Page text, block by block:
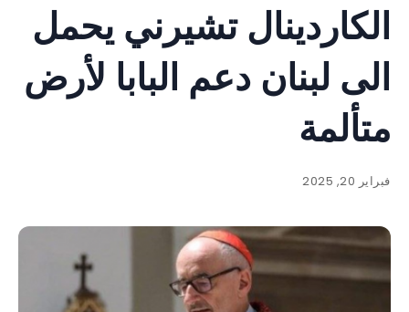
الكاردينال تشيرني يحمل
الى لبنان دعم البابا لأرض
متألمة
فبراير 20, 2025